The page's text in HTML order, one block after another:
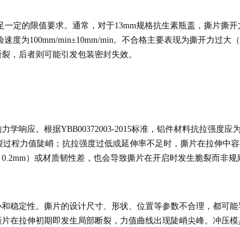
定的限值要求。通常，对于13mm规格抗生素瓶盖，撕片撕开
度为100mm/min±10mm/min。不合格主要表现为撕开力过大
，后者则可能引发包装密封失效。
学响应。根据YBB00372003-2015标准，铝件材料抗拉强度应
程力值陡峭；抗拉强度过低或延伸率不足时，撕片在拉伸中
）或材质韧性差，也会导致撕片在开启时发生脆裂而非规
稳定性。撕片的设计尺寸、形状、位置等参数不合理，都可能
在拉伸初期即发生局部断裂，力值曲线出现陡峭尖峰。冲压